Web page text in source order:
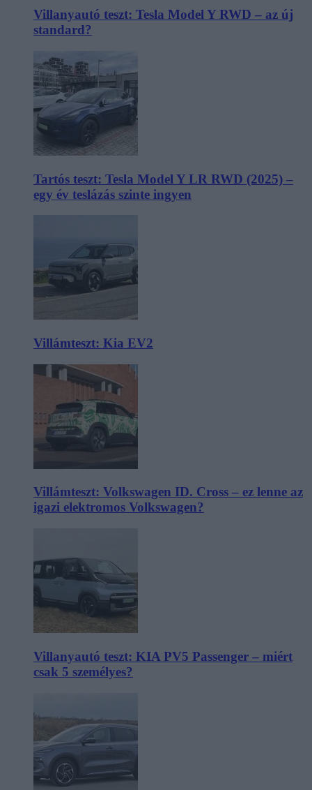
Villanyautó teszt: Tesla Model Y RWD – az új
standard?
Tartós teszt: Tesla Model Y LR RWD (2025) –
egy év teslázás szinte ingyen
Villámteszt: Kia EV2
Villámteszt: Volkswagen ID. Cross – ez lenne az
igazi elektromos Volkswagen?
Villanyautó teszt: KIA PV5 Passenger – miért
csak 5 személyes?